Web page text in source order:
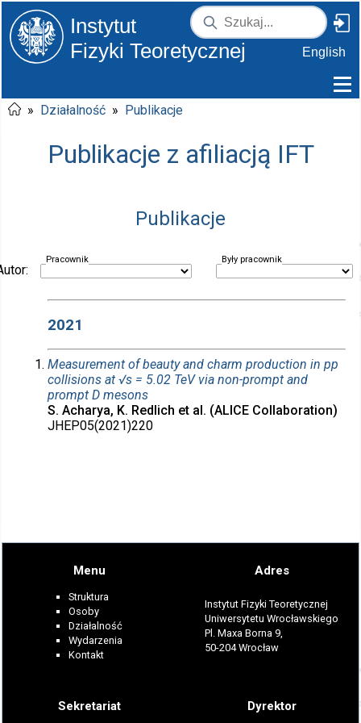
Instytut
Fizyki Teoretycznej
English
» Działalność » Publikacje
Publikacje z afiliacją IFT
Publikacje
Pracownik Były pracownik
2021
Measurement of beauty and charm production in pp
collisions at √s = 5.02 TeV via non-prompt and
prompt D mesons
S. Acharya, K. Redlich et al. (ALICE Collaboration)
JHEP05(2021)220
Menu
Struktura
Osoby
Działalność
Wydarzenia
Kontakt
Adres
Instytut Fizyki Teoretycznej
Uniwersytetu Wrocławskiego
Pl. Maxa Borna 9,
50-204 Wrocław
Sekretariat Dyrektor